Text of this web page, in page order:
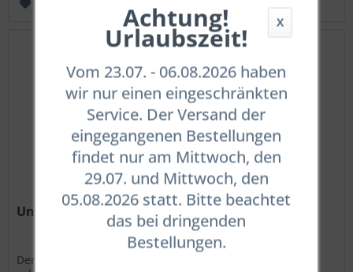
Unterzieher Kwark Navy Standard Unisex
Der Unterzieher "Navy" ist für Taucher konzipiert, die in
X
Achtung!
Urlaubszeit!
Vom 23.07. - 06.08.2026 haben
wir nur einen eingeschränkten
Service. Der Versand der
eingegangenen Bestellungen
findet nur am Mittwoch, den
29.07. und Mittwoch, den
05.08.2026 statt. Bitte beachtet
das bei dringenden
Bestellungen.